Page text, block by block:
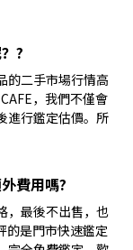
?
的二手市場行情高
，我們不僅會
進行鑑定估價。所
費用嗎?
，最後不出售，也
的是門市快速鑑定